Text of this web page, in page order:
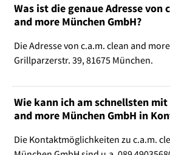
Was ist die genaue Adresse von
and more München GmbH?
Die Adresse von c.a.m. clean and
Grillparzerstr. 39, 81675 München.
Wie kann ich am schnellsten mit
and more München GmbH in
Die Kontaktmöglichkeiten zu c.a.m.